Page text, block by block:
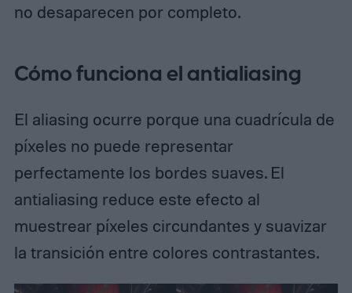
no desaparecen por completo.
Cómo funciona el antialiasing
El aliasing ocurre porque una cuadrícula de
píxeles no puede representar
perfectamente los bordes suaves. El
antialiasing reduce este efecto al
muestrear píxeles circundantes y suavizar
la transición entre colores contrastantes.